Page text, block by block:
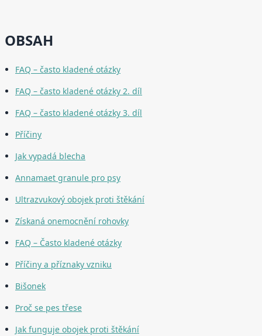
OBSAH
FAQ – často kladené otázky
FAQ – často kladené otázky 2. díl
FAQ – často kladené otázky 3. díl
Příčiny
Jak vypadá blecha
Annamaet granule pro psy
Ultrazvukový obojek proti štěkání
Získaná onemocnění rohovky
FAQ – Často kladené otázky
Příčiny a příznaky vzniku
Bišonek
Proč se pes třese
Jak funguje obojek proti štěkání